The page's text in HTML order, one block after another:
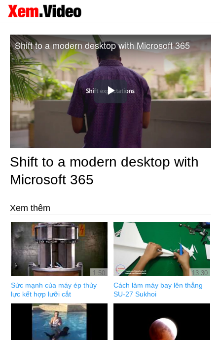
Play
Video
Shift to a modern desktop with Microsoft 365
Shift to a modern desktop with
Microsoft 365
Xem thêm
1:50
Sức mạnh của máy ép thủy
lực kết hợp lưỡi cắt
13:30
Cách làm máy bay lên thẳng
SU-27 Sukhoi